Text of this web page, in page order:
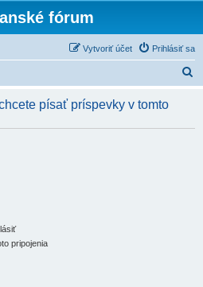
fórum
Prihlásiť sa
Vytvoriť účet
d
písať príspevky v tomto
pripojenia